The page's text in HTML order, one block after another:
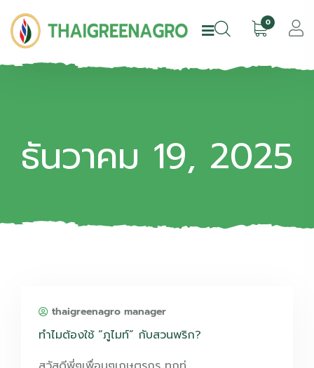
0
ธันวาคม 19, 2025
thaigreenagro manager
ทำไมต้องใช้ “ภูไมท์” กับสวนพริก?